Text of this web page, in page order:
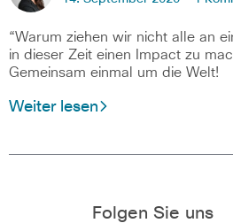
“Warum ziehen wir nicht alle an
in dieser Zeit einen Impact zu
Gemeinsam einmal um die Welt!
Weiter lesen
Folgen Sie uns